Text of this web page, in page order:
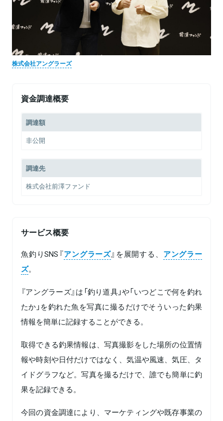
株式会社アングラーズ
資金調達概要
調達額
非公開
調達先
株式会社前澤ファンド
サービス概要
魚釣りSNS『アングラーズ』を展開する、 アングラー
ズ。
『アングラーズ』は「釣り道具」や「いつどこで何を釣れ
たか」を釣れた魚を写真に撮るだけでそういった釣果
情報を簡単に記録することができる。
取得できる釣果情報は、写真撮影をした場所の位置情
報や時刻や日付だけではなく、気温や風速、気圧、タ
イドグラフなど。写真を撮るだけで、誰でも簡単に釣
果を記録できる。
今回の資金調達により、マーケティングや既存事業の